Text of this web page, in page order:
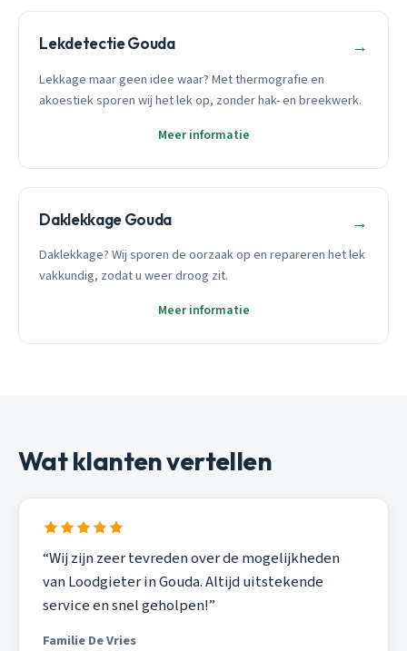
Lekdetectie Gouda →
Lekkage maar geen idee waar? Met thermografie en
akoestiek sporen wij het lek op, zonder hak- en breekwerk.
Meer informatie
Daklekkage Gouda →
Daklekkage? Wij sporen de oorzaak op en repareren het lek
vakkundig, zodat u weer droog zit.
Meer informatie
Wat klanten vertellen
“Wij zijn zeer tevreden over de mogelijkheden
van Loodgieter in Gouda. Altijd uitstekende
service en snel geholpen!”
Familie De Vries